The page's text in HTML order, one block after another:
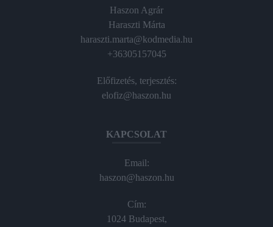
Haszon Agrár
Haraszti Márta
haraszti.marta@kodmedia.hu
+36305157045
Előfizetés, terjesztés:
elofiz@haszon.hu
KAPCSOLAT
Email:
haszon@haszon.hu
Cím:
1024 Budapest,